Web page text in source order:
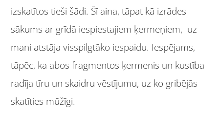
izskatītos tieši šādi. Šī aina, tāpat kā izrādes
sākums ar grīdā iespiestajiem ķermeņiem, uz
mani atstāja visspilgtāko iespaidu. Iespējams,
tāpēc, ka abos fragmentos ķermenis un kustība
radīja tīru un skaidru vēstījumu, uz ko gribējās
skatīties mūžīgi.